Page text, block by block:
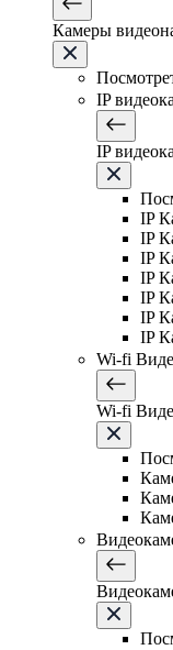
Камеры
IP
IP
IP
IP
IP
IP
IP
IP
IP
Wi-fi
Wi-fi